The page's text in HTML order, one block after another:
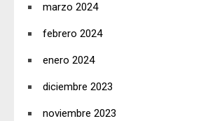
marzo 2024
febrero 2024
enero 2024
diciembre 2023
noviembre 2023